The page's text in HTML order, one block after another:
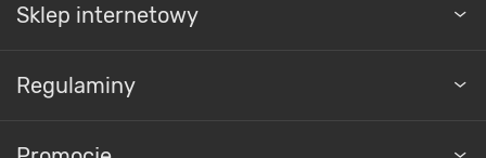
Sklep internetowy
Regulaminy